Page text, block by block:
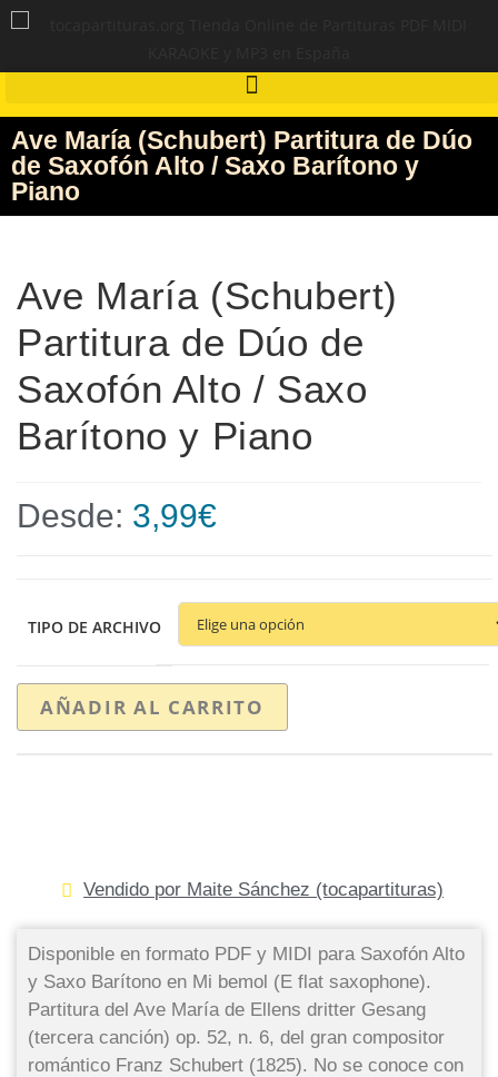
Ave María (Schubert) Partitura de Dúo
de Saxofón Alto / Saxo Barítono y
Piano
Ave María (Schubert)
Partitura de Dúo de
Saxofón Alto / Saxo
Barítono y Piano
Desde: 3,99€
TIPO DE ARCHIVO
AÑADIR AL CARRITO
Vendido por Maite Sánchez (tocapartituras)
Disponible en formato PDF y MIDI para Saxofón Alto
y Saxo Barítono en Mi bemol (E flat saxophone).
Partitura del Ave María de Ellens dritter Gesang
(tercera canción) op. 52, n. 6, del gran compositor
romántico Franz Schubert (1825). No se conoce con